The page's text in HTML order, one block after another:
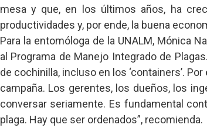
mesa y que, en los últimos años, ha
productividades y, por ende, la buena
Para la entomóloga de la UNALM, Mónica
al Programa de Manejo Integrado de
de cochinilla, incluso en los ‘containers’.
campaña. Los gerentes, los dueños, los
conversar seriamente. Es fundamental
plaga. Hay que ser ordenados”, recomienda.